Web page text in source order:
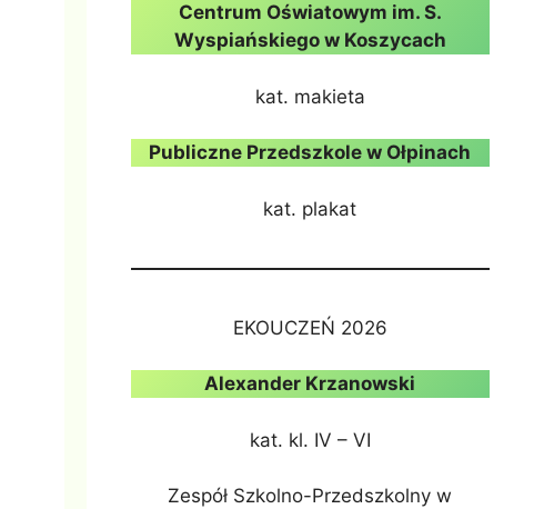
Centrum Oświatowym im. S.
Wyspiańskiego w Koszycach
kat. makieta
Publiczne Przedszkole w Ołpinach
kat. plakat
EKOUCZEŃ 2026
Alexander Krzanowski
kat. kl. IV – VI
Zespół Szkolno-Przedszkolny w